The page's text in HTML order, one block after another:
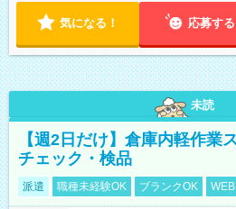
気になる！ 応募する
未読
【週2日だけ】倉庫内軽作
チェック・検品
派遣 職種未経験OK ブランクOK